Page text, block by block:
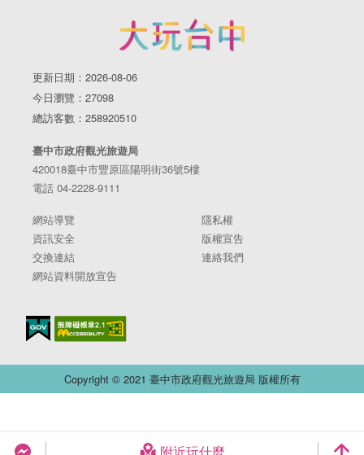
2.太陽餅博物館
飄香一甲子，見證太陽餅歷史發展
的建築矗立在熙熙攘攘的台灣大道上，顯得十分耀眼。博物館
裡頭除了介紹太陽餅發明人 – 魏清海先生的生平以及文物展示
之外，裡頭更有文創商品、輕食區的設置，讓你在了解太陽餅
歷史的過程中，更可以品嘗到最道地的糕餅文化。
營業時間：09:00-17:30
更新日期：2026-08-06
今日瀏覽：27098
總訪客數：258920510
臺中市政府觀光旅遊局
420018臺中市豐原區陽明街36號5樓
電話 04-2228-9111
網站導覽
隱私權
資訊安全
版權宣告
交換連結
連絡我們
網站資料開放宣告
Copyright © 2021 臺中市政府觀光旅遊局 版權所有